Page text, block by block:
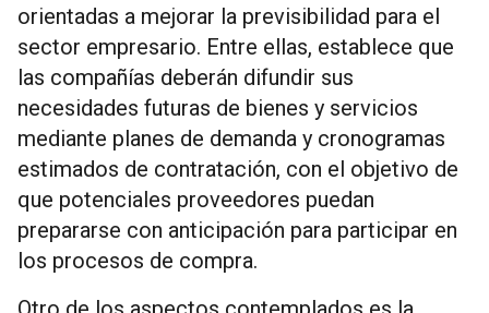
orientadas a mejorar la previsibilidad para el
sector empresario. Entre ellas, establece que
las compañías deberán difundir sus
necesidades futuras de bienes y servicios
mediante planes de demanda y cronogramas
estimados de contratación, con el objetivo de
que potenciales proveedores puedan
prepararse con anticipación para participar en
los procesos de compra.